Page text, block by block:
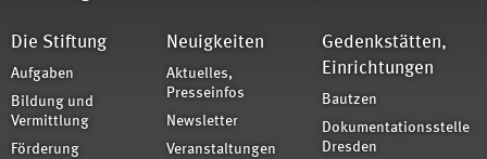
Die Stiftung
Aufgaben
Bildung und
Vermittlung
Förderung
Neuigkeiten
Aktuelles,
Presseinfos
Newsletter
Veranstaltungen
Gedenkstätten,
Einrichtungen
Bautzen
Dokumentationsstelle
Dresden